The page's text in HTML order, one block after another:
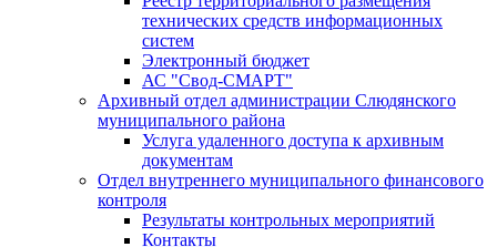
технических средств информационных
систем
Электронный бюджет
АС "Свод-СМАРТ"
Архивный отдел администрации Слюдянского
муниципального района
Услуга удаленного доступа к архивным
документам
Отдел внутреннего муниципального финансового
контроля
Результаты контрольных мероприятий
Контакты